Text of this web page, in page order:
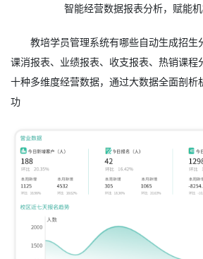
智能经营数据报表分析，赋能
教培学员管理系统有哪些自动生成招生
课消报表、业绩报表、收支报表、热销课程
十种多维度经营数据，通过大数据全面剖析
功